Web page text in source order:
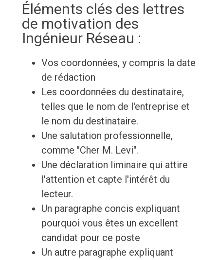
Éléments clés des lettres
de motivation des
Ingénieur Réseau :
Vos coordonnées, y compris la date
de rédaction
Les coordonnées du destinataire,
telles que le nom de l'entreprise et
le nom du destinataire.
Une salutation professionnelle,
comme "Cher M. Levi".
Une déclaration liminaire qui attire
l'attention et capte l'intérêt du
lecteur.
Un paragraphe concis expliquant
pourquoi vous êtes un excellent
candidat pour ce poste
Un autre paragraphe expliquant